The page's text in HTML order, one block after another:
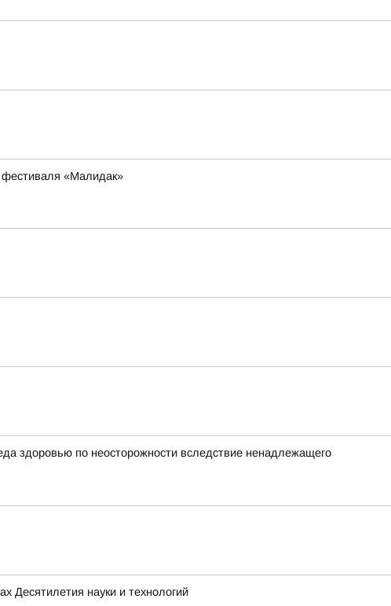
фестиваля «Малидак»
здоровью по неосторожности вследствие ненадлежащего
Десятилетия науки и технологий